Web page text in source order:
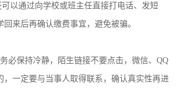
以通过向学校或班主任直接打电话、发短
来后再确认缴费事宜，避免被骗。
保持冷静，陌生链接不要点击，微信、QQ
，一定要与当事人取得联系，确认真实性再进